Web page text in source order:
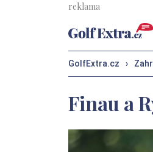
GolfExtra.cz ›
Finau a